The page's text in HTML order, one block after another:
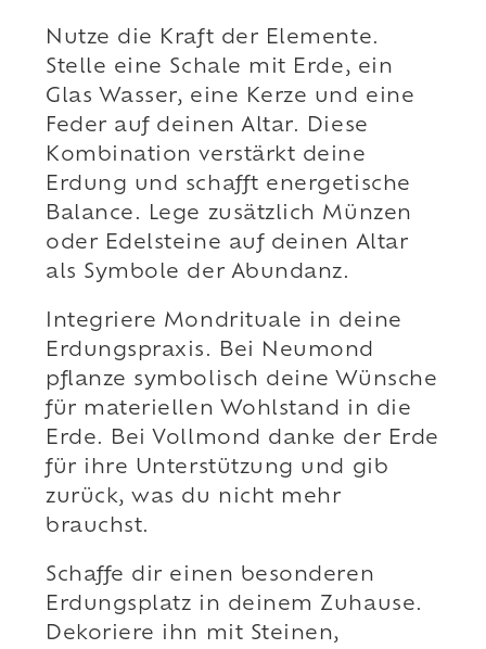
Nutze die Kraft der Elemente.
Stelle eine Schale mit Erde, ein
Glas Wasser, eine Kerze und eine
Feder auf deinen Altar. Diese
Kombination verstärkt deine
Erdung und schafft energetische
Balance. Lege zusätzlich Münzen
oder Edelsteine auf deinen Altar
als Symbole der Abundanz.
Integriere Mondrituale in deine
Erdungspraxis. Bei Neumond
pflanze symbolisch deine Wünsche
für materiellen Wohlstand in die
Erde. Bei Vollmond danke der Erde
für ihre Unterstützung und gib
zurück, was du nicht mehr
brauchst.
Schaffe dir einen besonderen
Erdungsplatz in deinem Zuhause.
Dekoriere ihn mit Steinen,